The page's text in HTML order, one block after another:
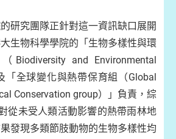
研究團隊正針對這一資訊缺口展開
生物科學學院的「生物多樣性與環
and Environmental
「全球變化與熱帶保育組（Global
Conservation group）」負責，綜
從未受人類活動影響的熱帶雨林地
發現多類節肢動物的生物多樣性均